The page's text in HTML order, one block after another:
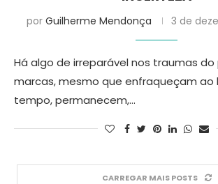
por Guilherme Mendonça 3 de
Há algo de irreparável nos traumas do
marcas, mesmo que enfraqueçam ao
tempo, permanecem,…
CARREGAR MAIS POSTS